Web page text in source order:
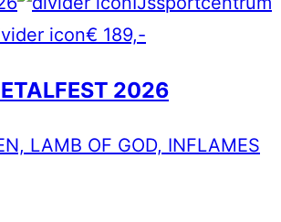
€ 189,-
2026
LAMB OF GOD, INFLAMES